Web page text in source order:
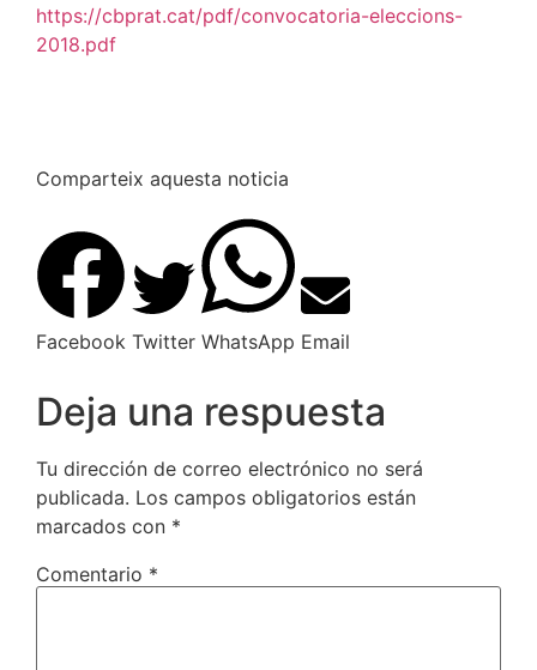
https://cbprat.cat/pdf/convocatoria-eleccions-
2018.pdf
Comparteix aquesta noticia
Facebook Twitter WhatsApp Email
Deja una respuesta
Tu dirección de correo electrónico no será
publicada. Los campos obligatorios están
marcados con *
Comentario *